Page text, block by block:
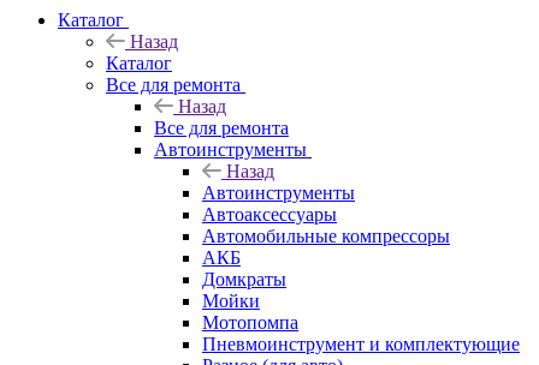
Каталог
Назад
Каталог
Все для ремонта
Назад
Все для ремонта
Автоинструменты
Назад
Автоинструменты
Автоаксессуары
Автомобильные компрессоры
АКБ
Домкраты
Мойки
Мотопомпа
Пневмоинструмент и комплектующие